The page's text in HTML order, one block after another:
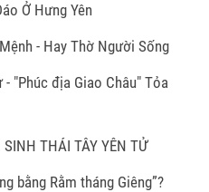
Ở Hưng Yên
- Hay Thờ Người Sống
"Phúc địa Giao Châu" Tỏa
THÁI TÂY YÊN TỬ
bằng Rằm tháng Giêng”?